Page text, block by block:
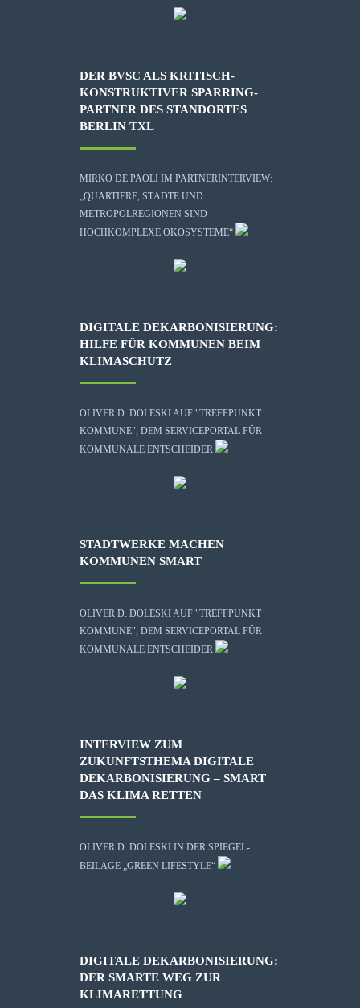
DER BVSC ALS KRITISCH-
KONSTRUKTIVER SPARRING-
PARTNER DES STANDORTES
BERLIN TXL
MIRKO DE PAOLI IM PARTNERINTERVIEW:
„QUARTIERE, STÄDTE UND
METROPOLREGIONEN SIND
HOCHKOMPLEXE ÖKOSYSTEME“
DIGITALE DEKARBONISIERUNG:
HILFE FÜR KOMMUNEN BEIM
KLIMASCHUTZ
OLIVER D. DOLESKI AUF "TREFFPUNKT
KOMMUNE", DEM SERVICEPORTAL FÜR
KOMMUNALE ENTSCHEIDER
STADTWERKE MACHEN
KOMMUNEN SMART
OLIVER D. DOLESKI AUF "TREFFPUNKT
KOMMUNE", DEM SERVICEPORTAL FÜR
KOMMUNALE ENTSCHEIDER
INTERVIEW ZUM
ZUKUNFTSTHEMA DIGITALE
DEKARBONISIERUNG – SMART
DAS KLIMA RETTEN
OLIVER D. DOLESKI IN DER SPIEGEL-
BEILAGE „GREEN LIFESTYLE“
DIGITALE DEKARBONISIERUNG:
DER SMARTE WEG ZUR
KLIMARETTUNG